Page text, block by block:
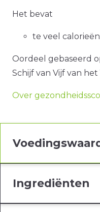
Het bevat
te veel calorieën
Oordeel gebaseerd
Schijf van Vijf van
Over
Ingrediënten